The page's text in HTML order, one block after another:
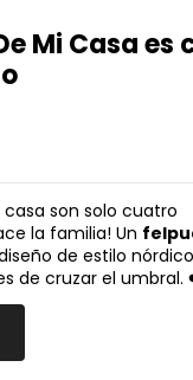
Mi Casa es
casa son solo cuatro
la familia! Un
de estilo
de cruzar el umbral.